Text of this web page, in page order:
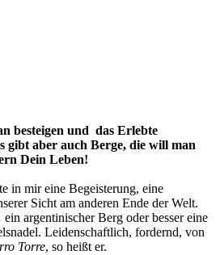
besteigen und das Erlebte
gibt aber auch Berge, die will man
Dein Leben!
in mir eine Begeisterung, eine
Sicht am anderen Ende der Welt.
argentinischer Berg oder besser eine
Leidenschaftlich, fordernd, von
Torre, so heißt er.